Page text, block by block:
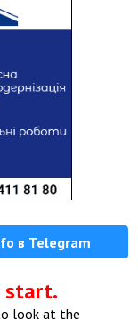
в Telegram
start.
look at the